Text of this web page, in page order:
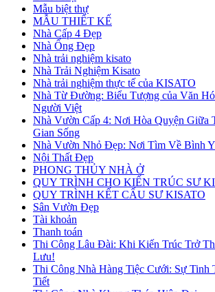
Mẫu biệt thự
MẪU THIẾT KẾ
Nhà Cấp 4 Đẹp
Nhà Ống Đẹp
Nhà trải nghiệm kisato
Nhà Trải Nghiệm Kisato
Nhà trải nghiệm thực tế của KISATO
Nhà Từ Đường: Biểu Tượng của Văn
Người Việt
Nhà Vườn Cấp 4: Nơi Hòa Quyện Giữa
Gian Sống
Nhà Vườn Nhỏ Đẹp: Nơi Tìm Về Bình
Nội Thất Đẹp
PHONG THỦY NHÀ Ở
QUY TRÌNH CHO KIẾN TRÚC SƯ
QUY TRÌNH KẾT CẤU SƯ KISATO
Sân Vườn Đẹp
Tài khoản
Thanh toán
Thi Công Lâu Đài: Khi Kiến Trúc Trở
Lưu!
Thi Công Nhà Hàng Tiệc Cưới: Sự Tinh
Tiết